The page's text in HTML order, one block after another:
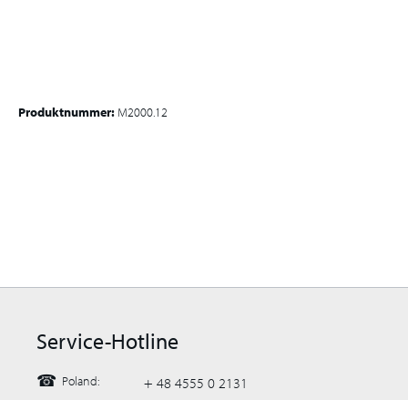
Produktnummer: M2000.12
Service-Hotline
☎ Poland: + 48 4555 0 2131